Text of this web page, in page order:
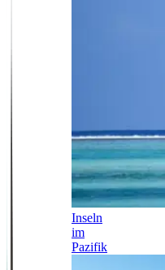
Inseln
im
Pazifik